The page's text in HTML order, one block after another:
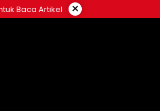
Baca Artikel ×